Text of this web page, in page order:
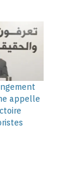
appelle